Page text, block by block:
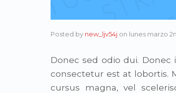
Posted by new_ljv54j on lunes marzo
Donec sed odio dui.
consectetur est at lobortis.
cursus magna, vel